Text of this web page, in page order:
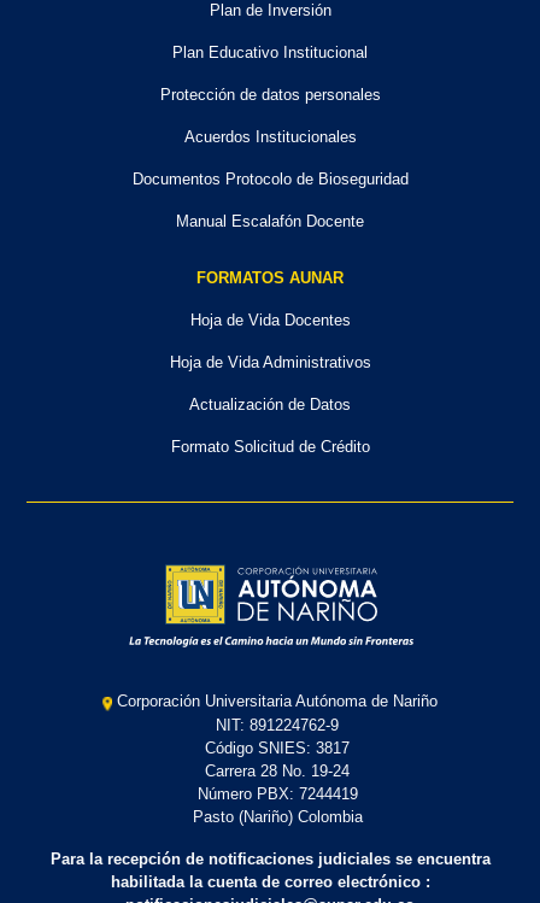
Plan de Inversión
Plan Educativo Institucional
Protección de datos personales
Acuerdos Institucionales
Documentos Protocolo de Bioseguridad
Manual Escalafón Docente
FORMATOS AUNAR
Hoja de Vida Docentes
Hoja de Vida Administrativos
Actualización de Datos
Formato Solicitud de Crédito
Corporación Universitaria Autónoma de Nariño
NIT: 891224762-9
Código SNIES: 3817
Carrera 28 No. 19-24
Número PBX: 7244419
Pasto (Nariño) Colombia
Para la recepción de notificaciones judiciales se encuentra
habilitada la cuenta de correo electrónico :